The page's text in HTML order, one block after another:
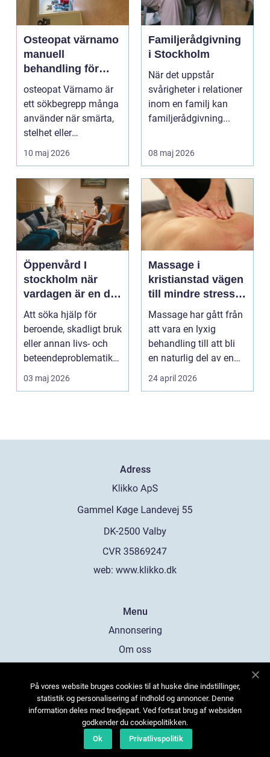
Osteopat värnamo
manuell
behandling för
minskad smärta
och Ökad rörlighet
osteopat Värnamo är
ett sökbegrepp många
använder när smärta,
stelhet eller
återkommande värk
börjar...
10 maj 2026
Familjerådgivning
i Stockholm
När det uppstår
svårigheter i relationer
inom en familj kan
familjerådgivning...
08 maj 2026
Öppenvård I
stockholm när
vardagen är en del
av behandlingen
Att söka hjälp för
beroende, skadligt bruk
eller annan livs- och
beteendeproblematik
är ett stort st...
03 maj 2026
Massage i
kristianstad vägen
till mindre stress
och mer energi i
vardagen
Massage har gått från
att vara en lyxig
behandling till att bli
en naturlig del av en
hållbar livsst...
24 april 2026
Adress
web: www.klikko.dk
Menu
Annonsering
Om oss
Kontakta oss
Sitemap
På vores website bruges cookies til at huske dine indstillinger,
statistik og personalisering af indhold og annoncer. Denne
information deles med tredjepart. Ved fortsat brug af websiden
godkender du cookiepolitikken.
Ok
Privatlivspolitik